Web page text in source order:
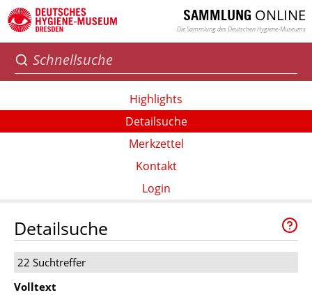
SAMMLUNG ONLINE
Die Sammlung des Deutschen Hygiene-Museums
Highlights
Detailsuche
Merkzettel
Kontakt
Login
Detailsuche
22 Suchtreffer
Volltext